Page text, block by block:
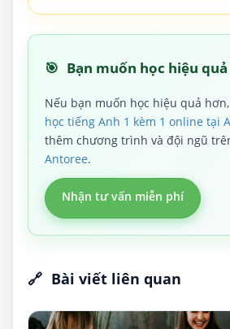
🎯 Bạn muốn học hiệu
Nếu bạn muốn học hiệu quả
học tiếng Anh 1 kèm 1 online tại
thêm chương trình và đội ngũ
Antoree.
Nhận tư vấn miễn phí
🔗 Bài viết liên quan